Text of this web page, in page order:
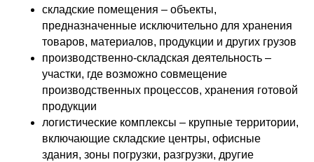
складские помещения – объекты,
предназначенные исключительно для хранения
товаров, материалов, продукции и других грузов
производственно-складская деятельность –
участки, где возможно совмещение
производственных процессов, хранения готовой
продукции
логистические комплексы – крупные территории,
включающие складские центры, офисные
здания, зоны погрузки, разгрузки, другие